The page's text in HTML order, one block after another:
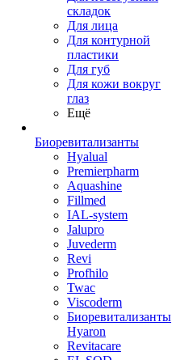
складок
Для лица
Для контурной
пластики
Для губ
Для кожи вокруг
глаз
Ещё
Биоревитализанты
Hyalual
Premierpharm
Aquashine
Fillmed
IAL-system
Jalupro
Juvederm
Revi
Profhilo
Twac
Viscoderm
Биоревитализанты
Hyaron
Revitacare